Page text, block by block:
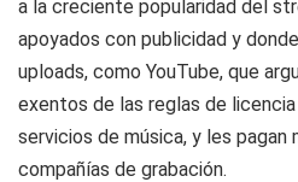
a la creciente popularidad del
apoyados con publicidad y
uploads, como YouTube, que
exentos de las reglas de
servicios de música, y les pagan
compañías de grabación.